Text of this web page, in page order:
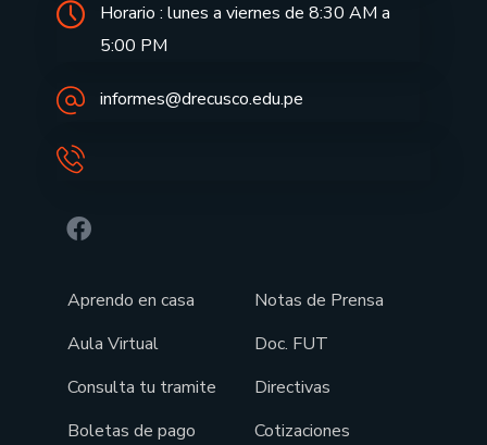
Horario : lunes a viernes de 8:30 AM a
5:00 PM
informes@drecusco.edu.pe
Aprendo en casa
Aula Virtual
Consulta tu tramite
Boletas de pago
Notas de Prensa
Doc. FUT
Directivas
Cotizaciones